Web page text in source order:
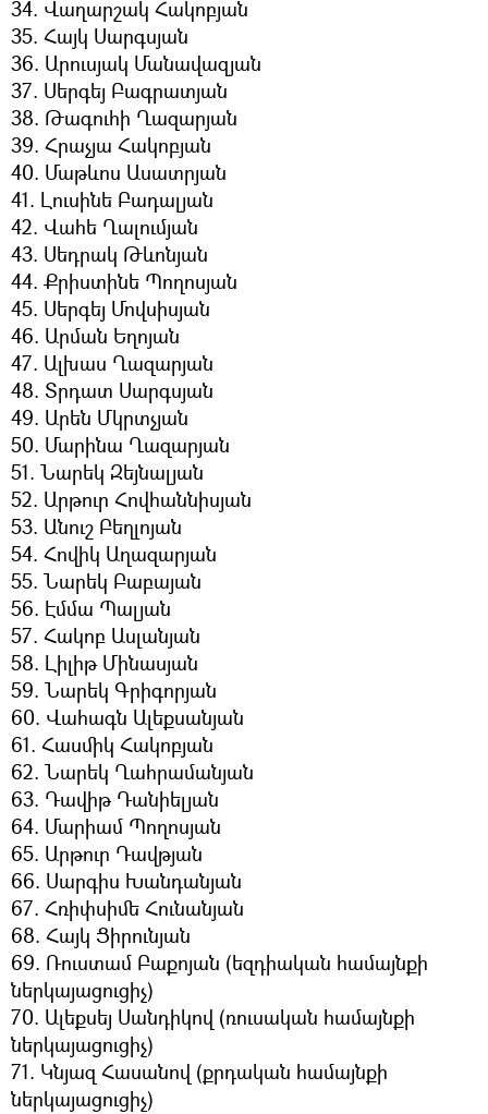
34. Վաղարշակ Հակոբյան
35. Հայկ Սարգսյան
36. Արուսյակ Մանավազյան
37. Սերգեյ Բագրատյան
38. Թագուհի Ղազարյան
39. Հրաչյա Հակոբյան
40. Մաթևոս Ասատրյան
41. Լուսինե Բադալյան
42. Վահե Ղալումյան
43. Սեդրակ Թևոնյան
44. Քրիստինե Պողոսյան
45. Սերգեյ Մովսիսյան
46. Արման Եղոյան
47. Ալխաս Ղազարյան
48. Տրդատ Սարգսյան
49. Արեն Մկրտչյան
50. Մարինա Ղազարյան
51. Նարեկ Զեյնալյան
52. Արթուր Հովհաննիսյան
53. Անուշ Բեղլոյան
54. Հովիկ Աղազարյան
55. Նարեկ Բաբայան
56. Էմմա Պալյան
57. Հակոբ Ասլանյան
58. Լիլիթ Մինասյան
59. Նարեկ Գրիգորյան
60. Վահագն Ալեքսանյան
61. Հասմիկ Հակոբյան
62. Նարեկ Ղահրամանյան
63. Դավիթ Դանիելյան
64. Մարիամ Պողոսյան
65. Արթուր Դավթյան
66. Սարգիս Խանդանյան
67. Հռիփսիմե Հունանյան
68. Հայկ Ցիրունյան
69. Ռուստամ Բաքոյան (եզդիական համայնքի
ներկայացուցիչ)
70. Ալեքսեյ Սանդիկով (ռուսական համայնքի
ներկայացուցիչ)
71. Կնյազ Հասանով (քրդական համայնքի
ներկայացուցիչ)